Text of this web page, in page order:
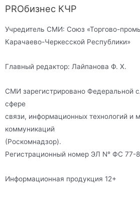
PROбизнес КЧР
Учредитель СМИ: Союз «Торгово-
Карачаево-Черкесской Республики»
Главный редактор: Лайпанова Ф. Х.
СМИ зарегистрировано Федеральной
сфере
связи, информационных технологий и
коммуникаций
(Роскомнадзор).
Регистрационный номер ЭЛ N° ФС 77-
Информационная продукция 12+